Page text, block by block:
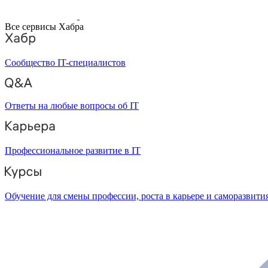
Все сервисы Хабра
Сообщество IT-специалистов
Ответы на любые вопросы об IT
Профессиональное развитие в IT
Обучение для смены профессии, роста в карьере и